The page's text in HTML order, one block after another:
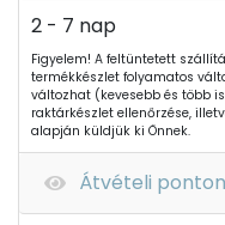
2 - 7 nap
Figyelem! A feltüntetett
termékkészlet folyamatos
változhat (kevesebb és több
raktárkészlet ellenőrzése,
alapján küldjük ki Önnek.
Átvételi